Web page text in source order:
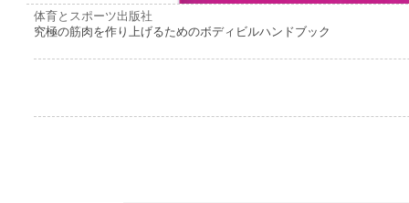
体育とスポーツ出版社
究極の筋肉を作り上げるためのボディビルハンドブック